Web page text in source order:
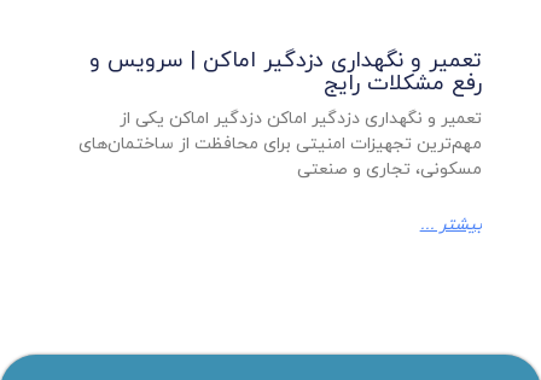
تعمیر و نگهداری دزدگیر اماکن | سرویس و
رفع مشکلات رایج
تعمیر و نگهداری دزدگیر اماکن دزدگیر اماکن یکی از
مهم‌ترین تجهیزات امنیتی برای محافظت از ساختمان‌های
مسکونی، تجاری و صنعتی
بیشتر ...